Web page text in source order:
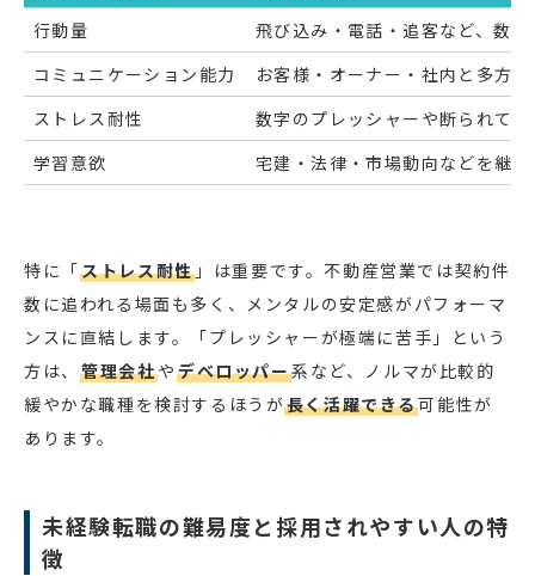
行動量
飛び込み・電話・追客など、数
コミュニケーション能力
お客様・オーナー・社内と多方
ストレス耐性
数字のプレッシャーや断られて
学習意欲
宅建・法律・市場動向などを継
特に「ストレス耐性 」は重要です。不動産営業では契約件
数に追われる場面も多く、メンタルの安定感がパフォーマ
ンスに直結します。「プレッシャーが極端に苦手」という
方は、 管理会社や デベロッパー系など、ノルマが比較的
緩やかな職種を検討するほうが長く活躍できる可能性が
あります。
未経験転職の難易度と採用されやすい人の特
徴